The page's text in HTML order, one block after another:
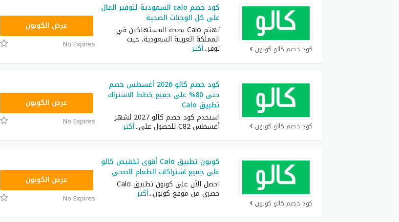
كود خصم كالو كوبون
كود خصم calo السعودية لتوفير المال
على كل الوجبات الصحية
تهتم Calo بصحة المستهلكين في
المملكة العربية السعودية، حيث
توفر...أكثر
عرض الكوبون
No Expires
كود خصم كالو كوبون
كود خصم كالو 2026 أغسطس خصم
حتى 80% على جميع خطط الاشتراك
تطبيق Calo
استخدم كود خصم كالو 2027 لشهر
أغسطس C82 للحصول على ...أكثر
عرض الكوبون
No Expires
كود خصم كالو كوبون
كوبون تطبيق Calo أقوى تخفيض كالو
على جميع اشتراكات الطعام الصحي
احصل الآن على كوبون تطبيق Calo
حصري من موقع كوبون...أكثر
عرض الكوبون
No Expires